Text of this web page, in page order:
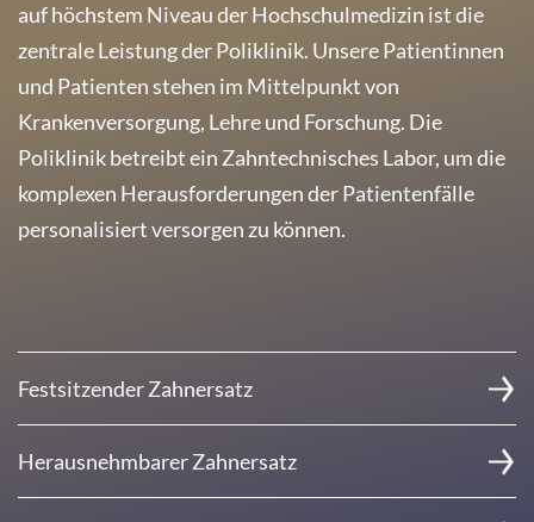
auf höchstem Niveau der Hochschulmedizin ist die
zentrale Leistung der Poliklinik. Unsere Patientinnen
und Patienten stehen im Mittelpunkt von
Krankenversorgung, Lehre und Forschung. Die
Poliklinik betreibt ein Zahntechnisches Labor, um die
komplexen Herausforderungen der Patientenfälle
personalisiert versorgen zu können.
Festsitzender Zahnersatz
Herausnehmbarer Zahnersatz